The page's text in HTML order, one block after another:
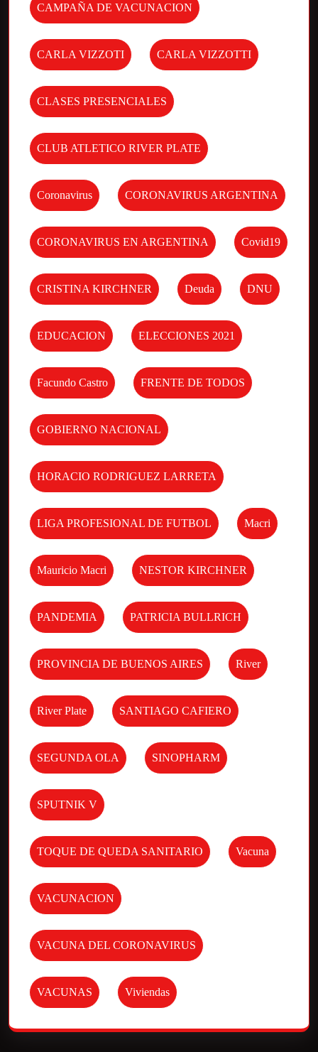
CAMPAÑA DE VACUNACION
CARLA VIZZOTI CARLA VIZZOTTI
CLASES PRESENCIALES
CLUB ATLETICO RIVER PLATE
Coronavirus CORONAVIRUS ARGENTINA
CORONAVIRUS EN ARGENTINA Covid19
CRISTINA KIRCHNER Deuda DNU
EDUCACION ELECCIONES 2021
Facundo Castro FRENTE DE TODOS
GOBIERNO NACIONAL
HORACIO RODRIGUEZ LARRETA
LIGA PROFESIONAL DE FUTBOL Macri
Mauricio Macri NESTOR KIRCHNER
PANDEMIA PATRICIA BULLRICH
PROVINCIA DE BUENOS AIRES River
River Plate SANTIAGO CAFIERO
SEGUNDA OLA SINOPHARM
SPUTNIK V
TOQUE DE QUEDA SANITARIO Vacuna
VACUNACION
VACUNA DEL CORONAVIRUS
VACUNAS Viviendas